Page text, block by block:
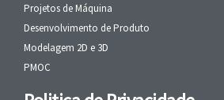
Projetos de Máquina
Desenvolvimento de Produto
Modelagem 2D e 3D
PMOC